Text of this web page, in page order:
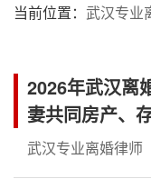
当前位置： 武汉专业
2026年武汉离
妻共同房产、
武汉专业离婚律师